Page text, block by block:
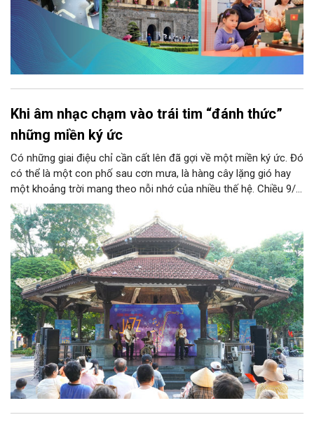
Khi âm nhạc chạm vào trái tim “đánh thức”
những miền ký ức
Có những giai điệu chỉ cần cất lên đã gợi về một miền ký ức. Đó
có thể là một con phố sau cơn mưa, là hàng cây lặng gió hay
một khoảng trời mang theo nỗi nhớ của nhiều thế hệ. Chiều 9/8,
tại Nhà Bát Giác - Vườn hoa Lý Thái Tổ, chương trình “Âm nhạc
cuối tuần” sẽ mở ra một không gian như thế, nơi mỗi tác phẩm
trở thành một lát cắt tinh tế về vẻ đẹp của con người và đời
sống.